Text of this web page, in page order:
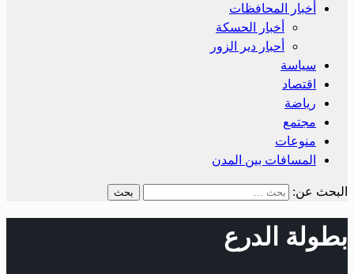
أخبار المحافظات
أخبار الحسكة
أحبار دير الزور
سياسة
اقتصاد
رياضة
مجتمع
منوعات
المسافات بين المدن
البحث عن:
بطولة الدرع